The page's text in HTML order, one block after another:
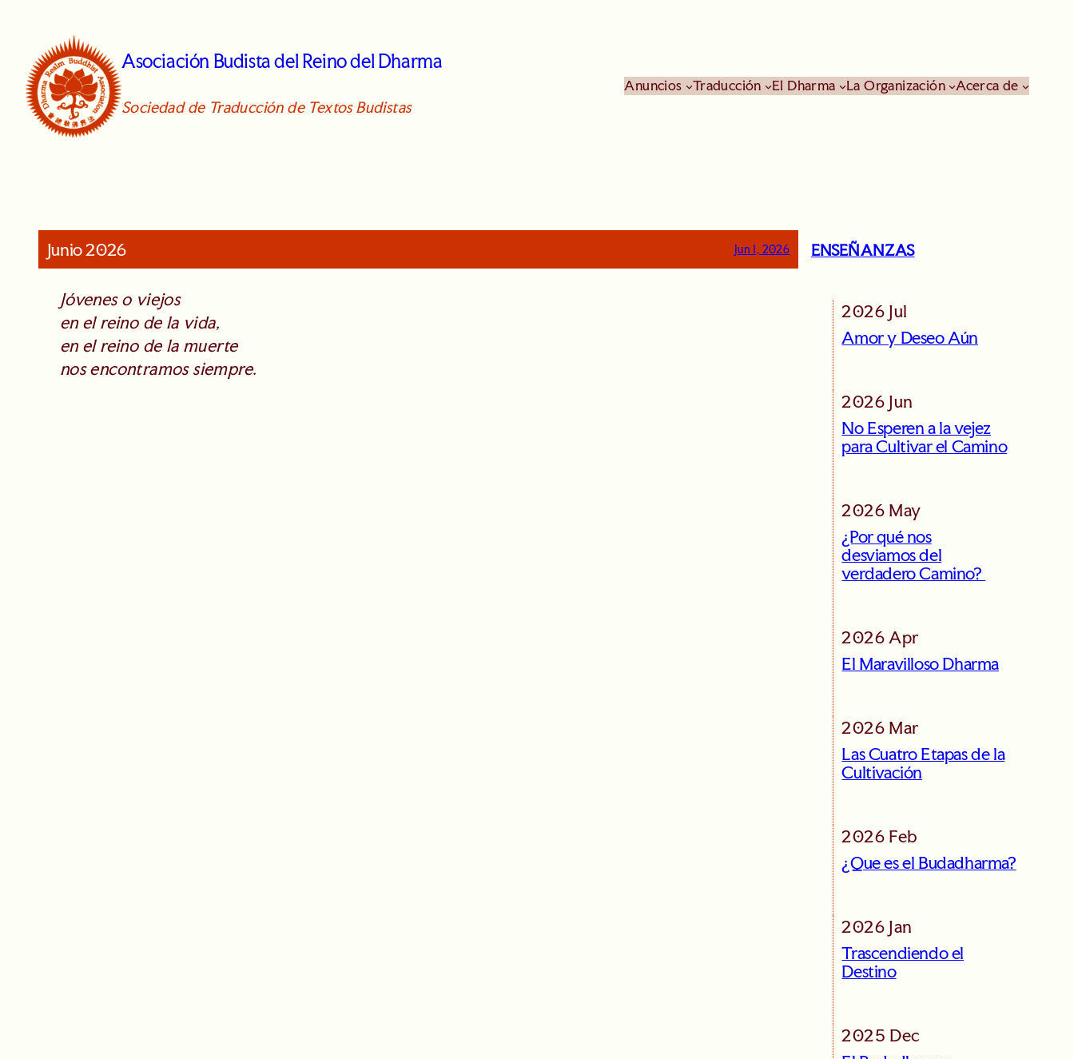
content
Asociación Budista del Reino del Dharma
Sociedad de Traducción de Textos Budistas
Anuncios Traducción El Dharma La Organización Acerca de
Junio 2026 Jun 1, 2026
Jóvenes o viejos
en el reino de la vida,
en el reino de la muerte
nos encontramos siempre.
ENSEÑANZAS
2026 Jul
Amor y Deseo Aún
2026 Jun
No Esperen a la vejez
para Cultivar el Camino
2026 May
¿Por qué nos
desviamos del
verdadero Camino?
2026 Apr
El Maravilloso Dharma
2026 Mar
Las Cuatro Etapas de la
Cultivación
2026 Feb
¿Que es el Budadharma?
2026 Jan
Trascendiendo el
Destino
2025 Dec